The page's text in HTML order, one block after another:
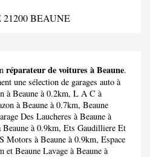
21200 BEAUNE
réparateur de voitures à Beaune.
une sélection de garages auto à
à Beaune à 0.2km, L A C à
à Beaune à 0.7km, Beaune
Des Laucheres à Beaune à
Beaune à 0.9km, Ets Gaudilliere Et
Motors à Beaune à 0.9km, Espace
et Beaune Lavage à Beaune à